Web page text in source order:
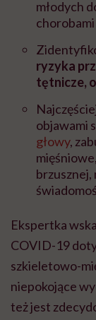
młodych
ryzyka
tętnicze,
objawami
głowy,
brzusznej,
Ekspertka
COVID-19
szkieletowo-
niepokojące
też jest